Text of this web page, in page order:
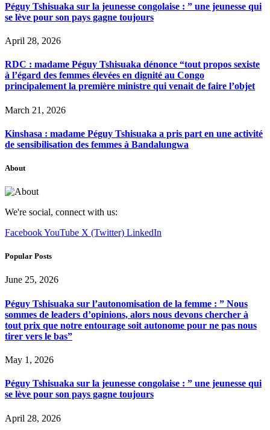
Péguy Tshisuaka sur la jeunesse congolaise : ” une jeunesse qui
se lève pour son pays gagne toujours
April 28, 2026
RDC : madame Péguy Tshisuaka dénonce “tout propos sexiste
à l’égard des femmes élevées en dignité au Congo
principalement la première ministre qui venait de faire l’objet
March 21, 2026
Kinshasa : madame Péguy Tshisuaka a pris part en une activité
de sensibilisation des femmes à Bandalungwa
About
We're social, connect with us:
FacebookYouTube X (Twitter) LinkedIn
Popular Posts
June 25, 2026
Péguy Tshisuaka sur l’autonomisation de la femme : ” Nous
sommes de leaders d’opinions, alors nous devons chercher à
tout prix que notre entourage soit autonome pour ne pas nous
tirer vers le bas”
May 1, 2026
Péguy Tshisuaka sur la jeunesse congolaise : ” une jeunesse qui
se lève pour son pays gagne toujours
April 28, 2026